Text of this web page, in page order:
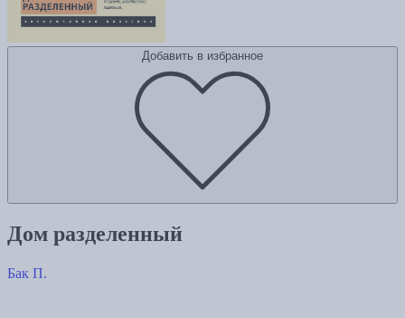
Добавить в избранное
Дом разделенный
Бак П.